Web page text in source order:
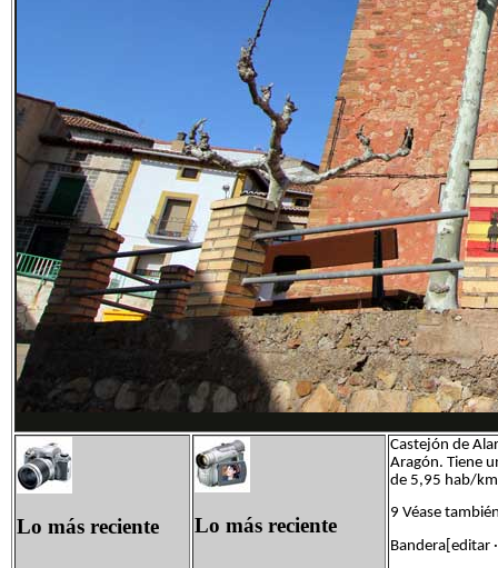
Lo más reciente Lo más reciente
Castejón de
Aragón. Tiene
de 5,95 hab/
9 Véase
Bandera[editar